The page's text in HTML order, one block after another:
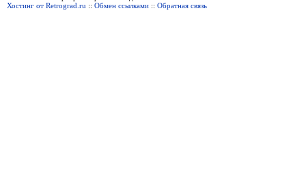
Хостинг от Retrograd.ru :: Обмен ссылками :: Обратная связь